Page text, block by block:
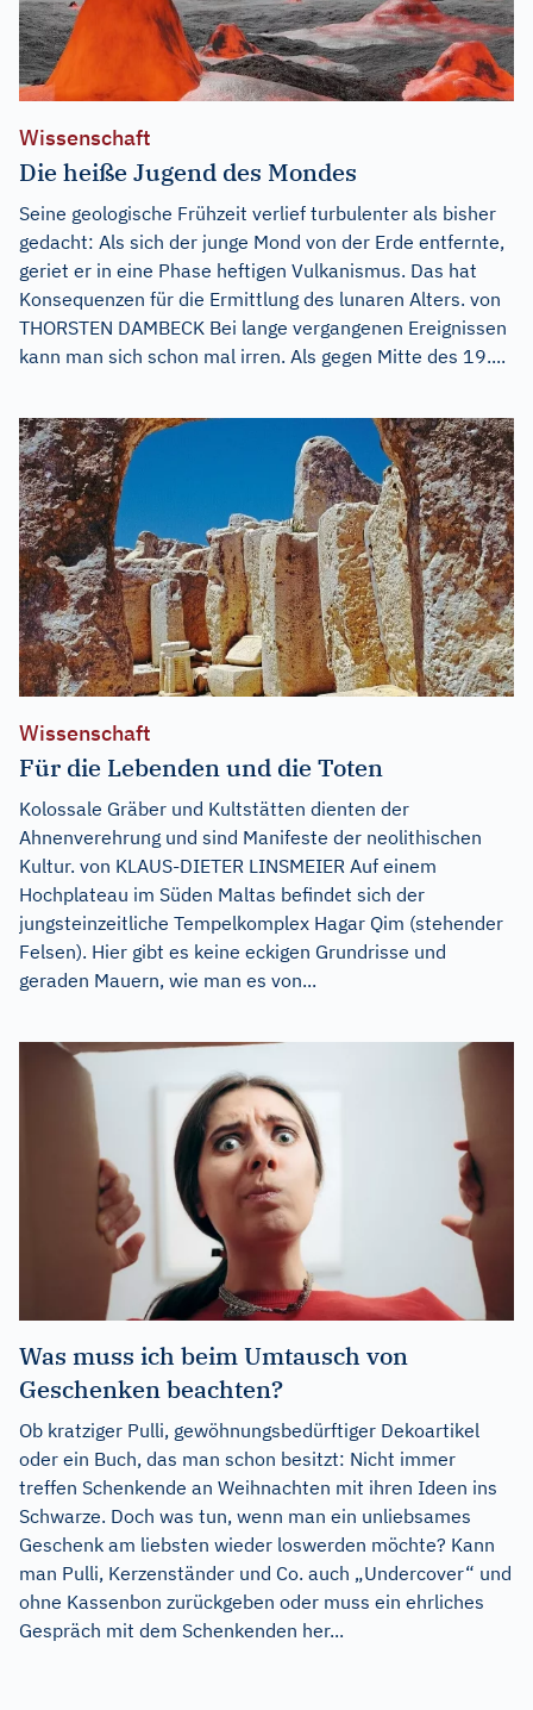
Wissenschaft
Die heiße Jugend des Mondes
Seine geologische Frühzeit verlief turbulenter als bisher
gedacht: Als sich der junge Mond von der Erde entfernte,
geriet er in eine Phase heftigen Vulkanismus. Das hat
Konsequenzen für die Ermittlung des lunaren Alters. von
THORSTEN DAMBECK Bei lange vergangenen Ereignissen
kann man sich schon mal irren. Als gegen Mitte des 19....
Wissenschaft
Für die Lebenden und die Toten
Kolossale Gräber und Kultstätten dienten der
Ahnenverehrung und sind Manifeste der neolithischen
Kultur. von KLAUS-DIETER LINSMEIER Auf einem
Hochplateau im Süden Maltas befindet sich der
jungsteinzeitliche Tempelkomplex Hagar Qim (stehender
Felsen). Hier gibt es keine eckigen Grundrisse und
geraden Mauern, wie man es von...
Was muss ich beim Umtausch von
Geschenken beachten?
Ob kratziger Pulli, gewöhnungsbedürftiger Dekoartikel
oder ein Buch, das man schon besitzt: Nicht immer
treffen Schenkende an Weihnachten mit ihren Ideen ins
Schwarze. Doch was tun, wenn man ein unliebsames
Geschenk am liebsten wieder loswerden möchte? Kann
man Pulli, Kerzenständer und Co. auch „Undercover“ und
ohne Kassenbon zurückgeben oder muss ein ehrliches
Gespräch mit dem Schenkenden her...